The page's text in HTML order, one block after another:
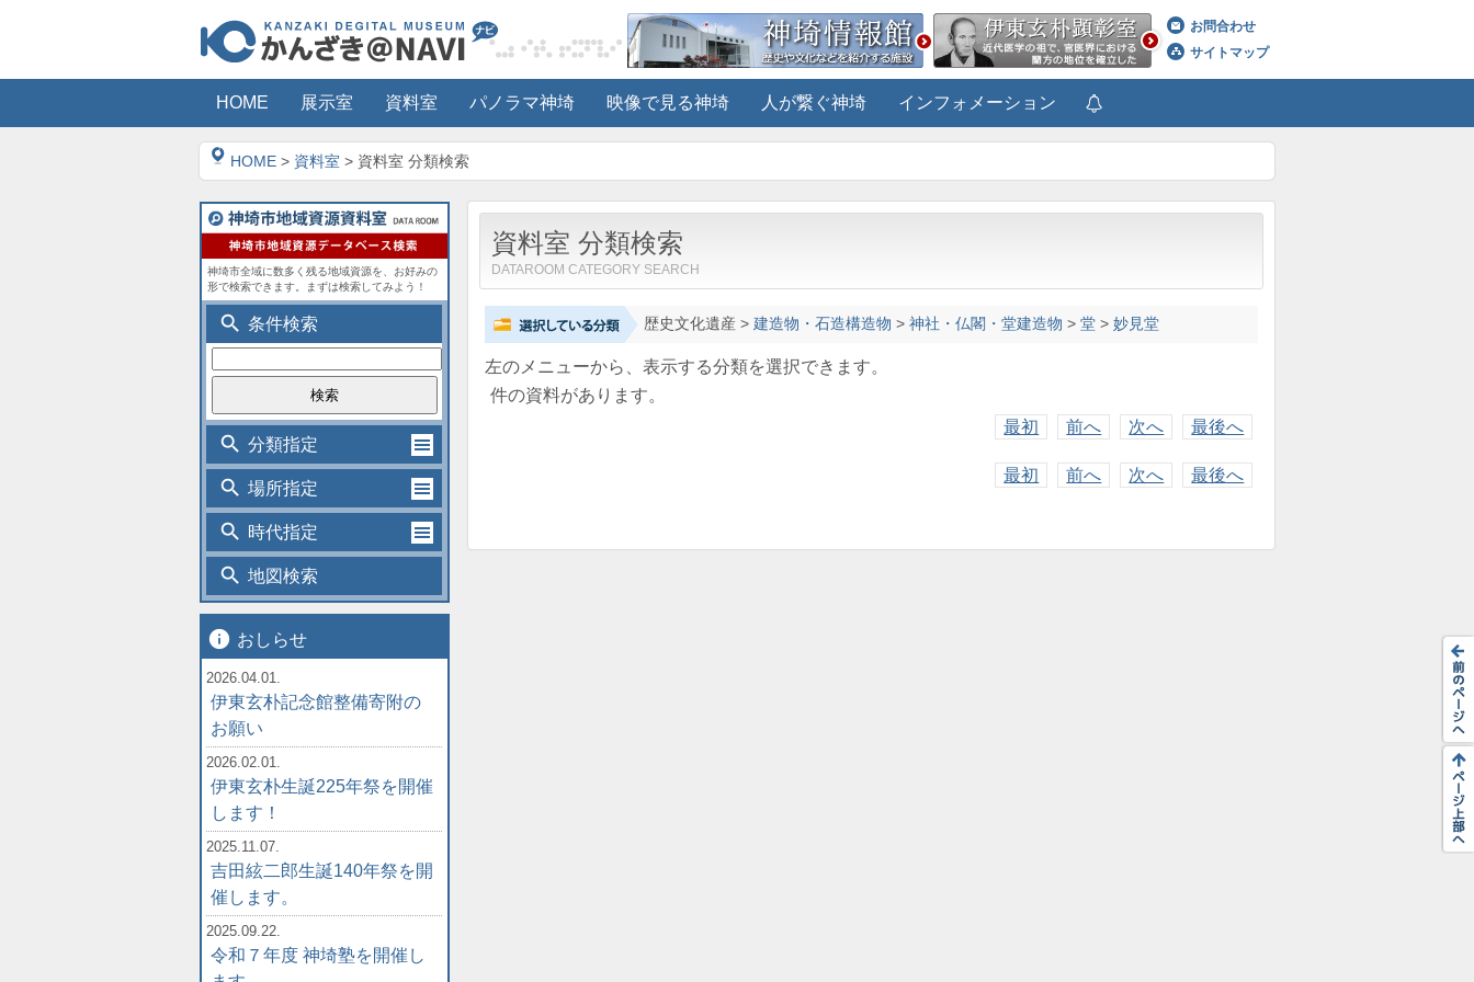
お問合わせ
サイトマップ
HOME 展示室 資料室 パノラマ神埼 映像で見る神埼 人が繋ぐ神埼 インフォメーション
HOME > 資料室 > 資料室 分類検索
資料室 分類検索
DATAROOM CATEGORY SEARCH
歴史文化遺産> 建造物・石造構造物 > 神社・仏閣・堂建造物 > 堂> 妙見堂
左のメニューから、表示する分類を選択できます。
件の資料があります。
最初
前へ 次へ 最後へ
最初 前へ 次へ 最後へ
神埼市全域に数多く残る地域資源を、お好みの
形で検索できます。まずは検索してみよう！
search 条件検索
search 分類指定
search 場所指定
search 時代指定
search 地図検索
info おしらせ
2026.04.01.
伊東玄朴記念館整備寄附の
お願い
2026.02.01.
伊東玄朴生誕225年祭を開催
します！
2025.11.07.
吉田絃二郎生誕140年祭を開
催します。
2025.09.22.
令和７年度 神埼塾を開催し